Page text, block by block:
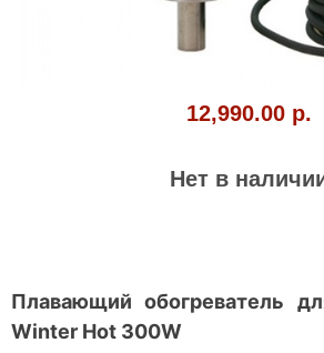
12,990.00 р.
Нет в
Плавающий обогреватель
Winter Hot 300W